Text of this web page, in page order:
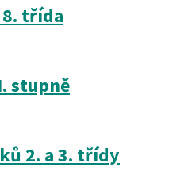
třída
stupně
2. a 3. třídy